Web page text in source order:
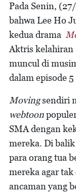
Pada Senin,
bahwa Lee Ho
kedua drama
Aktris kelahiran
muncul di
dalam episode 5
Movingsendiri
webtoon
SMA dengan
mereka. Di
para orang tua
mereka agar
ancaman yang